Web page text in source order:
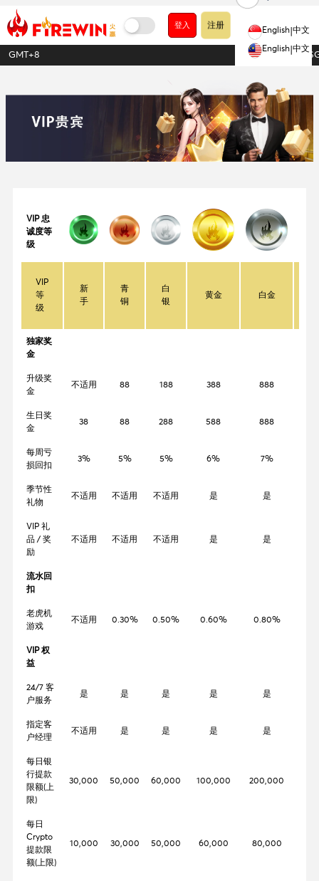
登入 注册
English 中文
English 中文
GMT+8 1USDT =
VIP 忠
诚度等
级
VIP
等
级
新
手
青
铜
白
银
黄金 白金
独家奖
金
升级奖
金
不适用 88 188 388 888
生日奖
金
38 88 288 588 888
每周亏
损回扣
3% 5% 5% 6% 7%
季节性
礼物
不适用 不适用 不适用 是 是
VIP 礼
品 / 奖
励
不适用 不适用 不适用 是 是
流水回
扣
老虎机
游戏
不适用 0.30% 0.50% 0.60% 0.80%
VIP 权
益
24/7 客
户服务
是 是 是 是 是
指定客
户经理
不适用 是 是 是 是
每日银
行提款
限额(上
限)
30,000 50,000 60,000 100,000 200,000
每日
Crypto
提款限
额(上限)
10,000 30,000 50,000 60,000 80,000